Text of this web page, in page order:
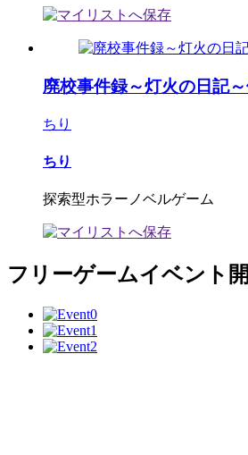
廃校事件録～灯火の日記
ちり
ちり
探索型ホラーノベルゲーム
フリーゲームイベント開